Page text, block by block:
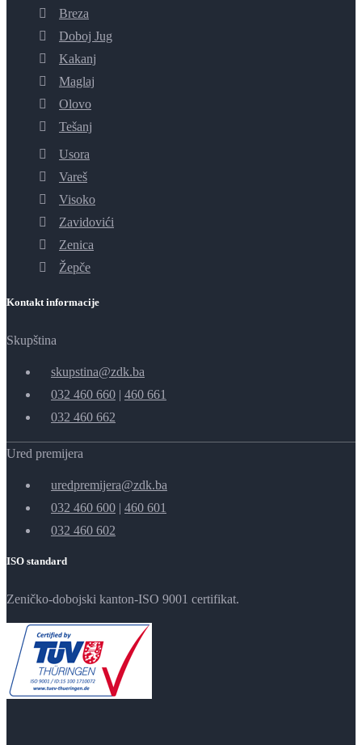
Breza
Doboj Jug
Kakanj
Maglaj
Olovo
Tešanj
Usora
Vareš
Visoko
Zavidovići
Zenica
Žepče
Kontakt informacije
Skupština
skupstina@zdk.ba
032 460 660 | 460 661
032 460 662
Ured premijera
uredpremijera@zdk.ba
032 460 600 | 460 601
032 460 602
ISO standard
Zeničko-dobojski kanton-ISO 9001 certifikat.